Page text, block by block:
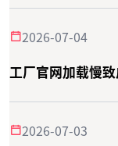
2026-07-04
工厂官网加载慢
2026-07-03